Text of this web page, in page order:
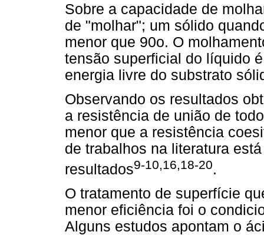
Sobre a capacidade de
de "molhar"; um sólido
menor que 90o. O
tensão superficial do líquido
energia livre do substrato
Observando os resultados
a resistência de união de
menor que a resistência
de trabalhos na literatura
resultados9-10,16,18-20.
O tratamento de superfície
menor eficiência foi o
Alguns estudos apontam o